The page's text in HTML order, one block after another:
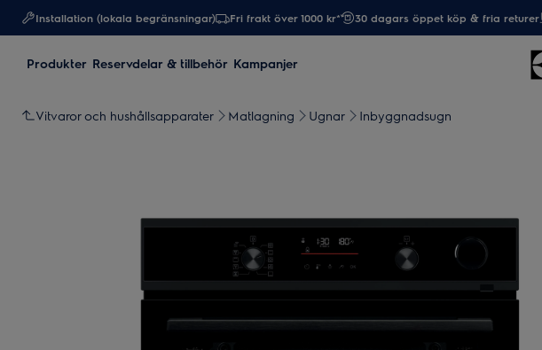
Installation (lokala begränsningar) Fri frakt över 1000 kr* 30 dagars öppet köp & fria returer
Produkter Reservdelar & tillbehör Kampanjer
Vitvaror och hushållsapparater Matlagning Ugnar Inbyggnadsugn